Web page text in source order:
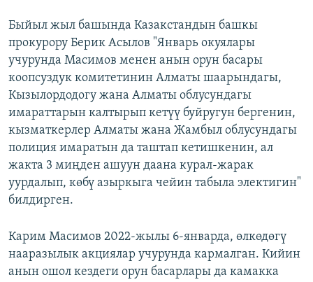
Быйыл жыл башында Казакстандын башкы
прокурору Берик Асылов "Январь окуялары
учурунда Масимов менен анын орун басары
коопсуздук комитетинин Алматы шаарындагы,
Кызылордодогу жана Алматы облусундагы
имараттарын калтырып кетүү буйругун бергенин,
кызматкерлер Алматы жана Жамбыл облусундагы
полиция имаратын да таштап кетишкенин, ал
жакта 3 миңден ашуун даана курал-жарак
уурдалып, көбү азыркыга чейин табыла электигин"
билдирген.
Карим Масимов 2022-жылы 6-январда, өлкөдөгү
нааразылык акциялар учурунда кармалган. Кийин
анын ошол кездеги орун басарлары да камакка